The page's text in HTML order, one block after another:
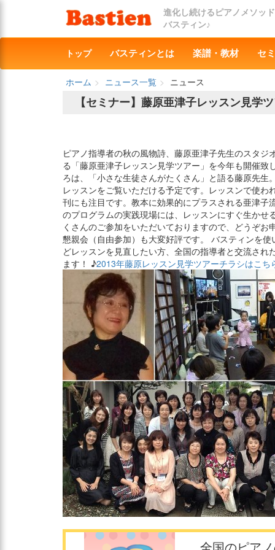
進化し続けるピアノメソッド
バスティン♪
トップ バスティンとは 楽譜・教材 セ
ホーム ニュース一覧
ニュース
【セミナー】藤原亜津子レッスン見学
ピアノ指導者の秋の風物詩、藤原亜津子先生のスタ
る「藤原亜津子レッスン見学ツアー」を今年も開催致
ろは、「小さな生徒さんがたくさん」と語る藤原先生
レッスンをご覧いただける予定です。レッスンで使
刊にも注目です。教本に効果的にプラスされる亜津子
のプログラムの実践現場には、レッスンにすぐ生かせ
くさんのご参加をいただいておりますので、どうぞ
懇親会（自由参加）も大変好評です。 バスティンを
どレッスンを見直したい方、全国の指導者と交流さ
ます！ ♪2013年藤原レッスン見学ツアーチラシはこち